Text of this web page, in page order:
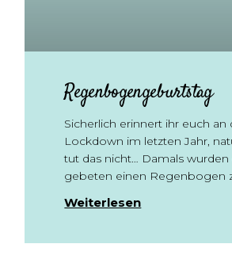
Regenbogengeburtstag
Sicherlich erinnert ihr euch an
Lockdown im letzten Jahr,
tut das nicht… Damals wurden
gebeten einen Regenbogen
Weiterlesen